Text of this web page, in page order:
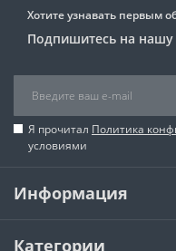
Хотите узнавать первым
Подпишитесь на нашу
Я прочитал Политика
условиями
Информация
Категории